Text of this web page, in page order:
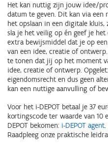
Het kan nuttig zijn jouw idee/
datum te geven. Dit kan via
het opslaan in een digitale kluis,
sla je het veilig op én geef je het
extra bewijsmiddel dat je op
van een idee, creatie of
te tonen dat jij op het moment
idee, creatie of ontwerp.
eigendomsrecht en dus geen
kan een nuttige aanvulling of
Voor het i-DEPOT betaal je 37
kortingscode ter waarde van
DEPOT bekomen: i-DEPOT agent.
Raadpleeg onze praktische